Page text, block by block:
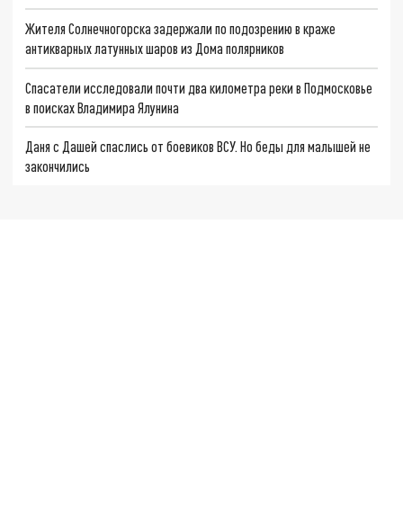
Жителя Солнечногорска задержали по подозрению в краже
антикварных латунных шаров из Дома полярников
Спасатели исследовали почти два километра реки в Подмосковье
в поисках Владимира Ялунина
Даня с Дашей спаслись от боевиков ВСУ. Но беды для малышей не
закончились